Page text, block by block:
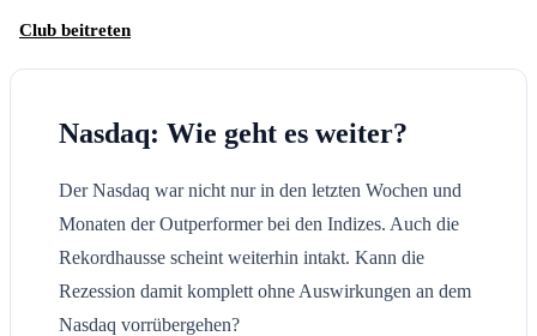
Club beitreten
Nasdaq: Wie geht es weiter?
Der Nasdaq war nicht nur in den letzten Wochen und
Monaten der Outperformer bei den Indizes. Auch die
Rekordhausse scheint weiterhin intakt. Kann die
Rezession damit komplett ohne Auswirkungen an dem
Nasdaq vorrübergehen?